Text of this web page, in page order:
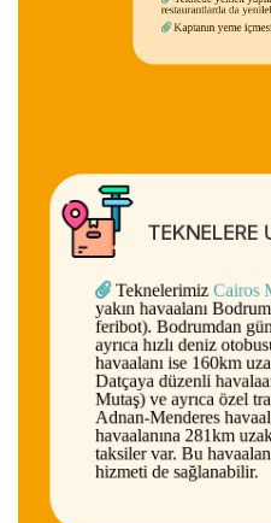
Teknede yemek
restaurantlarda da
Kaptanın yeme
TEKNELERE
Teknelerimiz Cairos
yakın havaalanı
feribot). Bodrumdan
ayrıca hızlı deniz
havaalanı ise 160km
Datçaya düzenli
Mutaş) ve ayrıca özel
Adnan-Menderes
havaalanına 281km
taksiler var. Bu
hizmeti de sağlanabilir.